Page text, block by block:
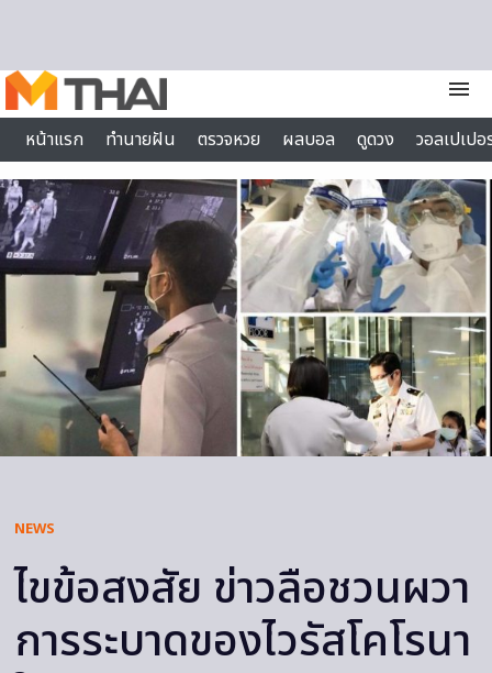
menu
หน้าแรก
ทำนายฝัน ตรวจหวย ผลบอล ดูดวง
วอลเปเป
ไลฟ์สไตล์
NEWS
ไขข้อสงสัย ข่าวลือชวนผวา
การระบาดของไวรัสโคโรนา